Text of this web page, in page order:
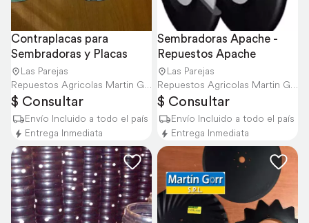
Contraplacas para
Sembradoras y Placas
Las Parejas
Repuestos Agricolas Martin Gorr S.R.L.
$ Consultar
Envío Incluido a todo el país
Entrega Inmediata
Sembradoras Apache -
Repuestos Apache
Las Parejas
Repuestos Agricolas Martin Gorr S.R.L.
$ Consultar
Envío Incluido a todo el país
Entrega Inmediata